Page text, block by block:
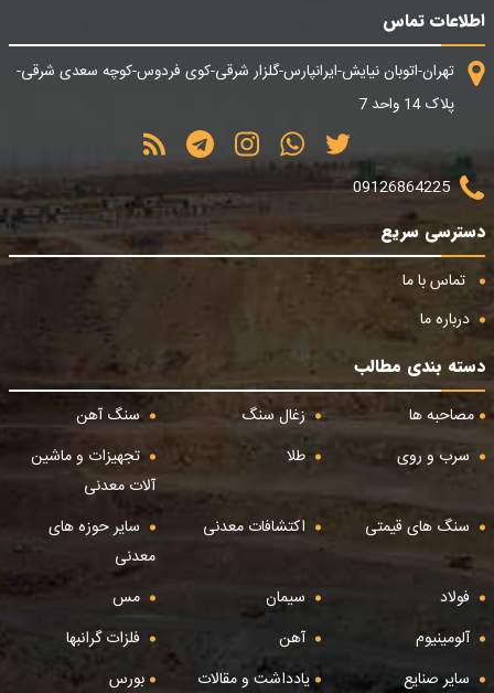
اطلاعات تماس
تهران-اتوبان نیایش-ایرانپارس-گلزار شرقی-کوی فردوس-کوچه سعدی شرقی-
پلاک 14 واحد 7
09126864225
دسترسی سریع
تماس با ما
درباره ما
دسته بندی مطالب
مصاحبه ها
زغال سنگ
سنگ آهن
سرب و روی
طلا
تجهیزات و ماشین
آلات معدنی
سنگ های قیمتی
اکتشافات معدنی
سایر حوزه های
معدنی
فولاد
سیمان
مس
آلومینیوم
آهن
فلزات گرانبها
سایر صنایع
یادداشت و مقالات بورس